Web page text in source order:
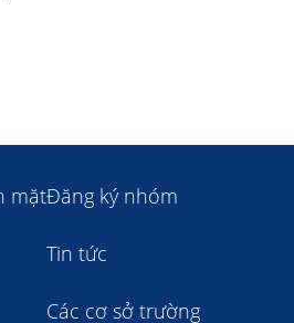
mặtĐăng ký nhóm
Tin tức
Các cơ sở trường